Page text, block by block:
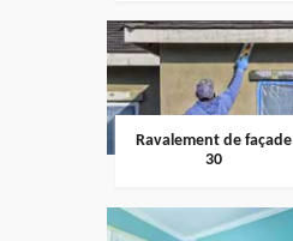
Ravalement de façade
30